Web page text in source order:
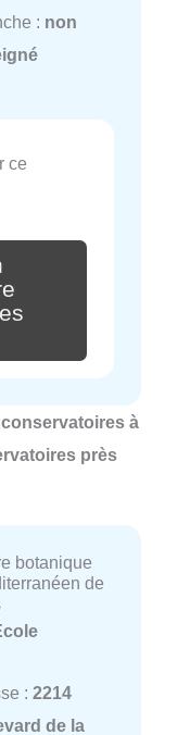
: non
ce
à
près
botanique
de
: 2214
de la